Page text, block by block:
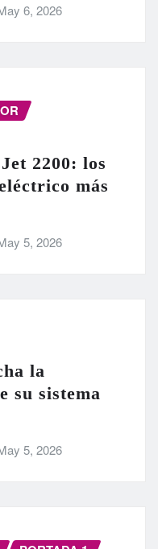
6, 2026
2200: los
más
5, 2026
la
su sistema
5, 2026